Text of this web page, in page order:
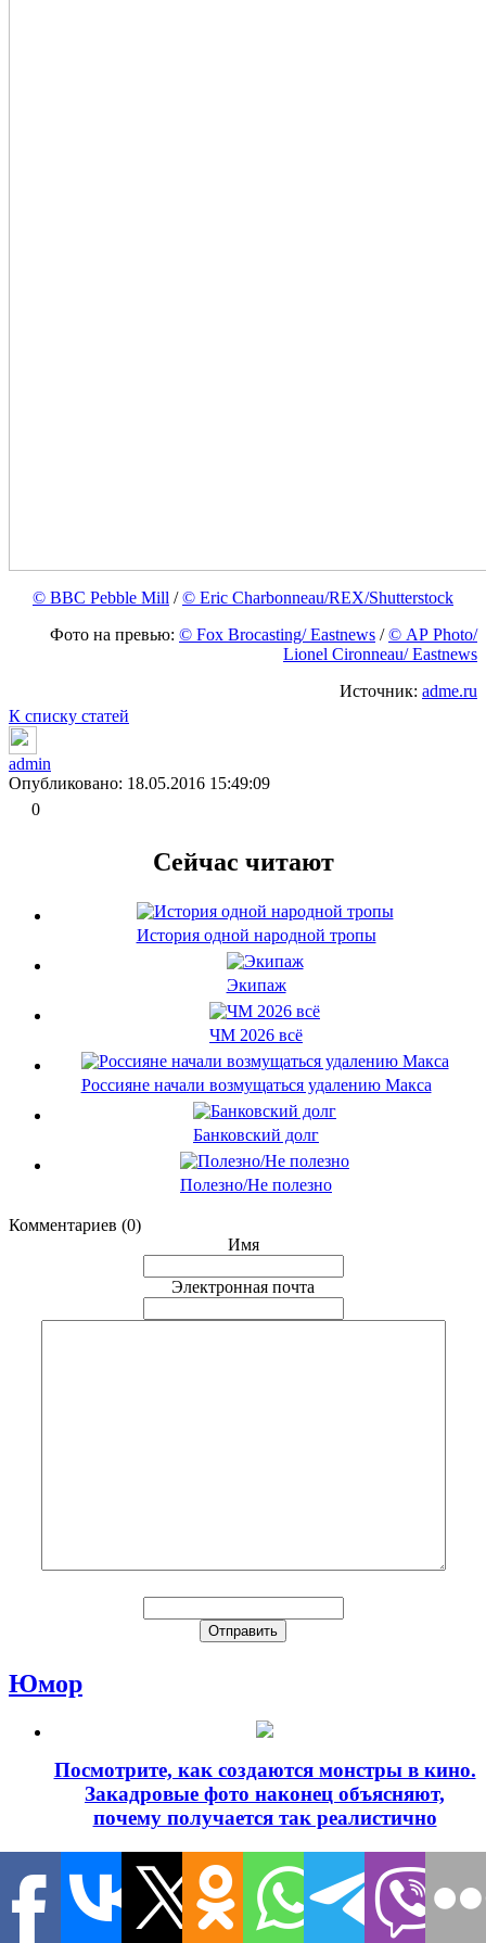
© BBC Pebble Mill /© Eric Charbonneau/REX/Shutterstock
Фото на превью: © Fox Brocasting/ Eastnews /© AP Photo/
Lionel Cironneau/ Eastnews
Источник: adme.ru
К списку статей
admin
Опубликовано: 18.05.2016 15:49:09
0
Сейчас читают
История одной народной тропы
Экипаж
ЧМ 2026 всё
Россияне начали возмущаться удалению Макса
Банковский долг
Полезно/Не полезно
Комментариев (0)
Имя
Электронная почта
Юмор
Посмотрите, как создаются монстры в кино.
Закадровые фото наконец объясняют,
почему получается так реалистично
9 ошибок маникюра, которые портят ваш